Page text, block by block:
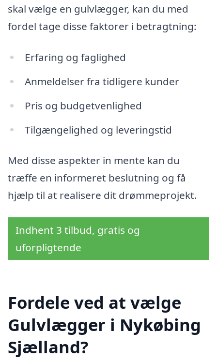
skal vælge en gulvlægger, kan du med
fordel tage disse faktorer i betragtning:
Erfaring og faglighed
Anmeldelser fra tidligere kunder
Pris og budgetvenlighed
Tilgængelighed og leveringstid
Med disse aspekter in mente kan du
træffe en informeret beslutning og få
hjælp til at realisere dit drømmeprojekt.
Indhent 3 tilbud, gratis og
uforpligtende
Fordele ved at vælge
Gulvlægger i Nykøbing
Sjælland?